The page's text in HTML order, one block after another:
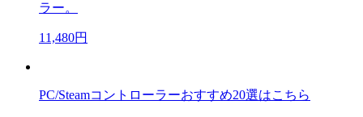
ラー。
11,480円
PC/Steamコントローラーおすすめ20選はこちら